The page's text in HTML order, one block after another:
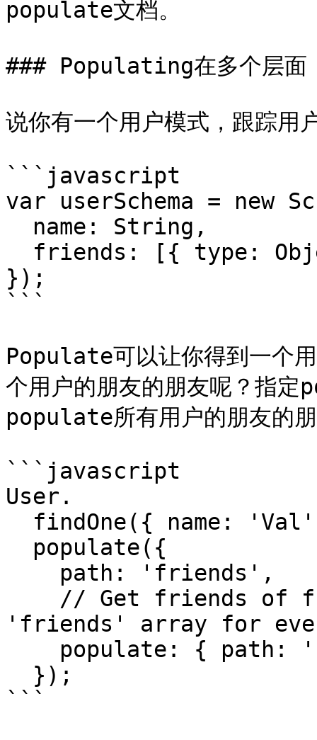
populate文档。
### Populating在多个层面
说你有一个用户模式，跟踪用
```javascript
var userSchema = new
});
```
Populate可以让你得到一个
个用户的朋友的朋友呢？指
populate所有用户的朋友的
```javascript
User.
'friends' array for
```